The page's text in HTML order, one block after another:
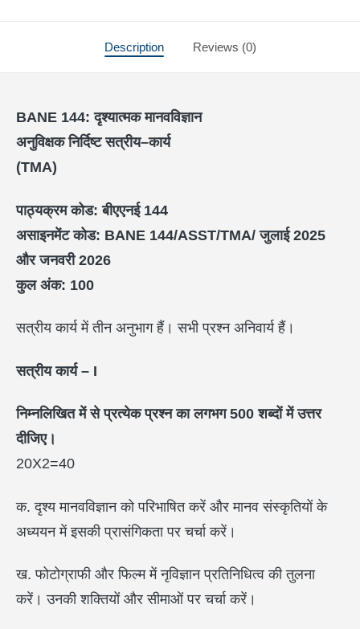
Description Reviews (0)
BANE 144:दृश्यात्मक मानवविज्ञान
अनुविक्षक निर्दिष्ट सत्रीय–कार्य
(TMA)
पाठ्यक्रम कोड: बीएएनई 144
असाइनमेंट कोड: BANE 144/ASST/TMA/जुलाई2025
और जनवरी 2026
कुल अंक: 100
सत्रीय कार्य में तीन अनुभाग हैं। सभी प्रश्न अनिवार्य हैं।
सत्रीय कार्य – I
निम्नलिखित में से प्रत्येक प्रश्न का लगभग500शब्दों में उत्तर
दीजिए।
20X2=40
क. दृश्य मानवविज्ञान को परिभाषित करें और मानव संस्कृतियों के
अध्ययन में इसकी प्रासंगिकता पर चर्चा करें।
ख. फोटोग्राफी और फिल्म में नृविज्ञान प्रतिनिधित्व की तुलना
करें। उनकी शक्तियों और सीमाओं पर चर्चा करें।